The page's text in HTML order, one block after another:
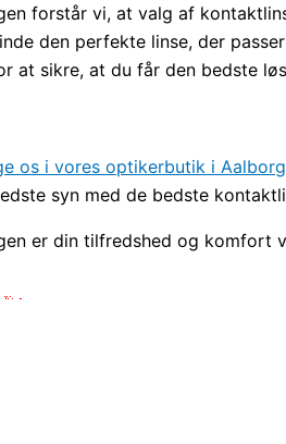
forstår vi, at valg af
den perfekte linse, der
at sikre, at du får den bedste
os i vores optikerbutik i Aalborg
syn med de bedste
er din tilfredshed og